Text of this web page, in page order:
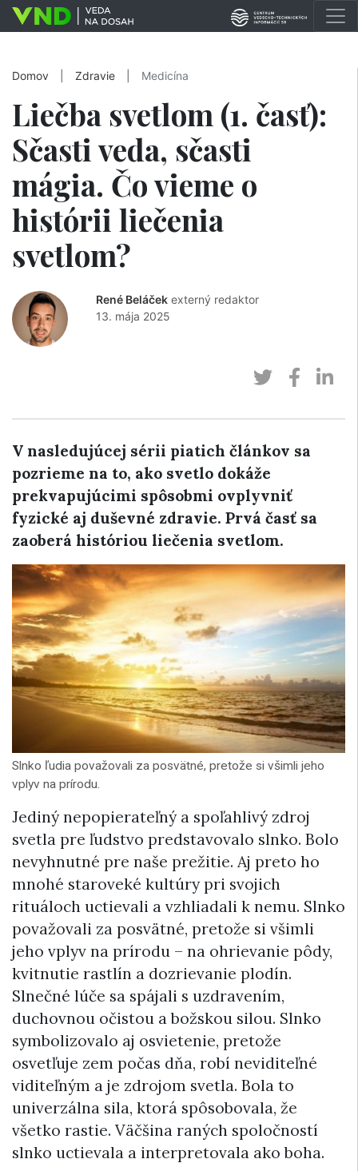
Domov Zdravie Medicína
Liečba svetlom (1. časť):
Sčasti veda, sčasti
mágia. Čo vieme o
histórii liečenia
svetlom?
René Beláček externý redaktor
13. mája 2025
V nasledujúcej sérii piatich článkov sa
pozrieme na to, ako svetlo dokáže
prekvapujúcimi spôsobmi ovplyvniť
fyzické aj duševné zdravie. Prvá časť sa
zaoberá históriou liečenia svetlom.
Slnko ľudia považovali za posvätné, pretože si všimli jeho
vplyv na prírodu.
Jediný nepopierateľný a spoľahlivý zdroj
svetla pre ľudstvo predstavovalo slnko. Bolo
nevyhnutné pre naše prežitie. Aj preto ho
mnohé staroveké kultúry pri svojich
rituáloch uctievali a vzhliadali k nemu. Slnko
považovali za posvätné, pretože si všimli
jeho vplyv na prírodu – na ohrievanie pôdy,
kvitnutie rastlín a dozrievanie plodín.
Slnečné lúče sa spájali s uzdravením,
duchovnou očistou a božskou silou. Slnko
symbolizovalo aj osvietenie, pretože
osvetľuje zem počas dňa, robí neviditeľné
viditeľným a je zdrojom svetla. Bola to
univerzálna sila, ktorá spôsobovala, že
všetko rastie. Väčšina raných spoločností
slnko uctievala a interpretovala ako boha.